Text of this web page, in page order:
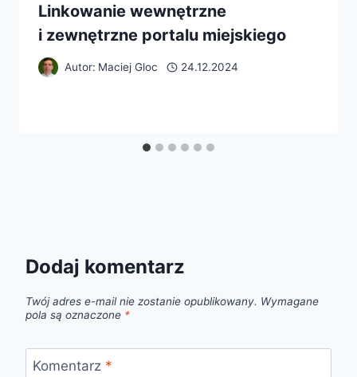
Linkowanie wewnętrzne
i zewnętrzne portalu miejskiego
Autor: Maciej Gloc 24.12.2024
Dodaj komentarz
Twój adres e-mail nie zostanie opublikowany. Wymagane
pola są oznaczone *
Komentarz *